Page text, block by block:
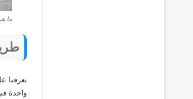
ما
تعرفنا
واحدة